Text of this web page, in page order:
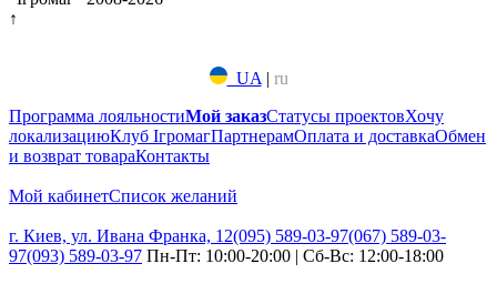
↑
UA | ru
Программа лояльностиМой заказСтатусы проектовХочу
локализациюКлуб ІгромагПартнерамОплата и доставкаОбмен
и возврат товараКонтакты
Мой кабинетСписок желаний
г. Киев, ул. Ивана Франка, 12(095) 589-03-97(067) 589-03-
97(093) 589-03-97 Пн-Пт: 10:00-20:00 | Сб-Вс: 12:00-18:00